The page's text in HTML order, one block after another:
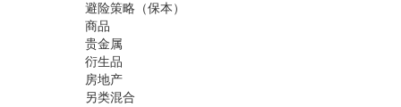
避险策略（保本）
商品
贵金属
衍生品
房地产
另类混合